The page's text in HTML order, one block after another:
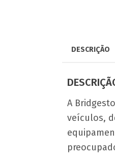
DESCRIÇÃO
A
veículos,